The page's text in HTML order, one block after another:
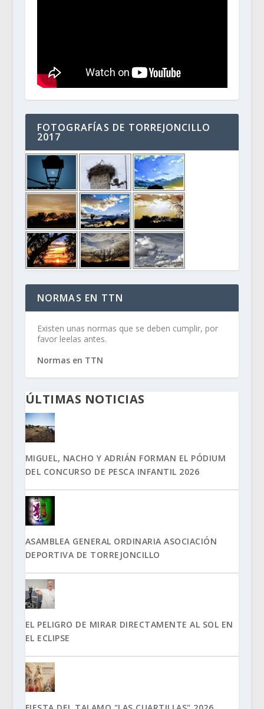
FOTOGRAFÍAS DE TORREJONCILLO
2017
NORMAS EN TTN
Existen unas normas que se deben cumplir, por
favor leelas antes.
Normas en TTN
ÚLTIMAS NOTICIAS
MIGUEL, NACHO Y ADRIÁN FORMAN EL PÓDIUM
DEL CONCURSO DE PESCA INFANTIL 2026
ASAMBLEA GENERAL ORDINARIA ASOCIACIÓN
DEPORTIVA DE TORREJONCILLO
EL PELIGRO DE MIRAR DIRECTAMENTE AL SOL EN
EL ECLIPSE